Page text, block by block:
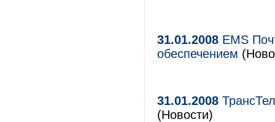
31.01.2008 EMS
обеспечением
31.01.2008
(Новости)